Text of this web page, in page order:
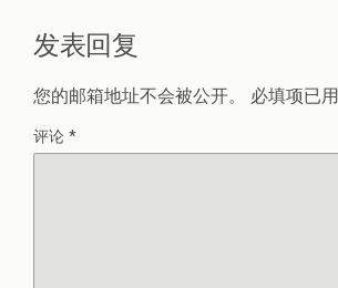
发表回复
您的邮箱地址不会被公开。 必填项已用
评论 *